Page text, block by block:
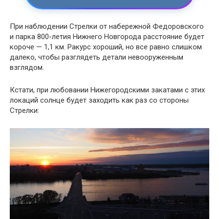
При наблюдении Стрелки от набережной Федоровского
и парка 800-летия Нижнего Новгорода расстояние будет
короче — 1,1 км. Ракурс хороший, но все равно слишком
далеко, чтобы разглядеть детали невооруженным
взглядом.
Кстати, при любовании Нижегородскими закатами с этих
локаций солнце будет заходить как раз со стороны
Стрелки: